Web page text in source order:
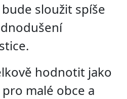
sloužit spíše
hodnotit jako
malé obce a